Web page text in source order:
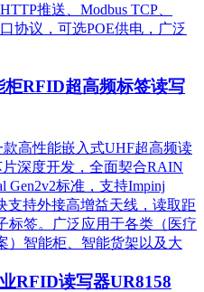
推送、Modbus TCP、
协议，可选POE供电，广泛
RFID超高频标签读写
高性能嵌入式UHF超高频读
深度开发，全面契合RAIN
Gen2v2标准，支持Impinj
支持外接高增益天线，读取距
标签。广泛应用于各类（医疗
）智能柜、智能货架以及大
RFID读写器UR8158